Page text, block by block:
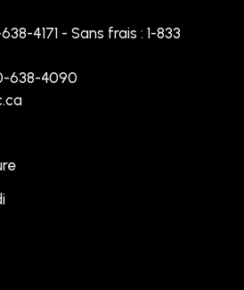
4171 - Sans frais : 1-833
638-4090